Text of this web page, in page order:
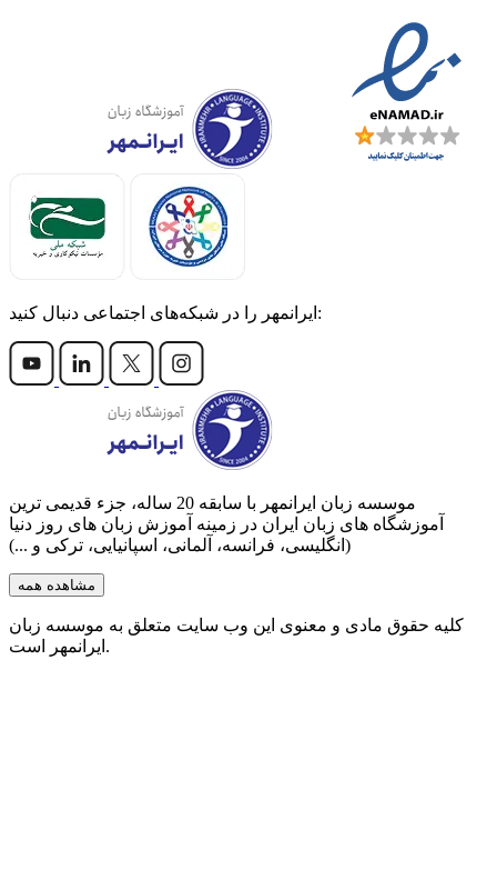
ایرانمهر را در شبکه‌های اجتماعی دنبال کنید:
موسسه زبان ایرانمهر با سابقه‌ 20 ساله، جزء قدیمی ترین
آموزشگاه های زبان ایران در زمینه آموزش زبان های روز دنیا
(انگلیسی، فرانسه، آلمانی، اسپانیایی، ترکی و ...)
مشاهده همه
کلیه حقوق مادی و معنوی این وب سایت متعلق به موسسه زبان
ایرانمهر است.